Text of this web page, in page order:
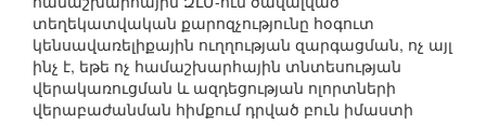
տեղեկատվական քարոզչությունը հօգուտ
կենսավառելիքային ուղղության զարգացման, ոչ այլ
ինչ է, եթե ոչ համաշխարհային տնտեսության
վերակառուցման և ազդեցության ոլորտների
վերաբաժանման հիմքում դրված բուն իմաստի